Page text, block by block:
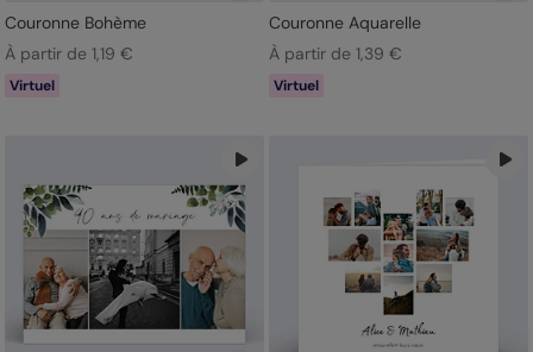
Couronne Bohème
À partir de 1,19 €
Virtuel
Couronne Aquarelle
À partir de 1,39 €
Virtuel